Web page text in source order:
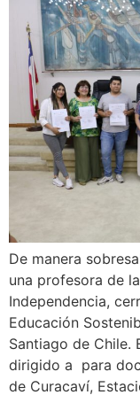
De manera
una profesora de
Independencia,
Educación
Santiago de Chile.
dirigido a para
de Curacaví,